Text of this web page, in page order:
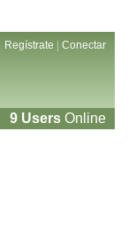
Regístrate Conectar
9 Users Online